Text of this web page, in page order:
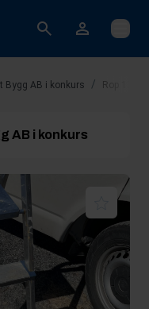
Öppna
Bygg AB i konkurs / Rop 13:
AB i konkurs